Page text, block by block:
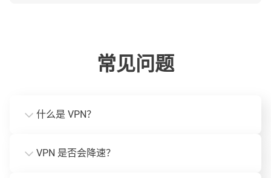
常见问题
什么是 VPN？
VPN 是否会降速？